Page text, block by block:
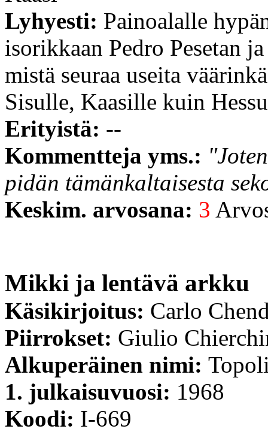
Lyhyesti: Painoalalle
isorikkaan Pedro Pesetan
mistä seuraa useita
Sisulle, Kaasille kuin
Erityistä: --
Kommentteja yms.:
pidän tämänkaltaisesta
Keskim. arvosana: 3
Mikki ja lentävä arkku
Käsikirjoitus: Carlo
Piirrokset: Giulio
Alkuperäinen nimi:
1. julkaisuvuosi: 1968
Koodi: I-669